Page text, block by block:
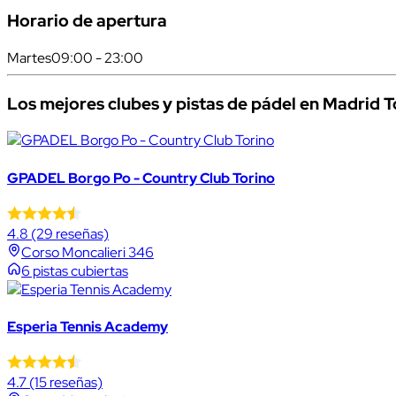
Horario de apertura
Martes09:00 - 23:00
Los mejores clubes y pistas de pádel en Madrid
GPADEL Borgo Po - Country Club Torino
4.8 (29 reseñas)
Corso Moncalieri 346
6 pistas cubiertas
Esperia Tennis Academy
4.7(15 reseñas)